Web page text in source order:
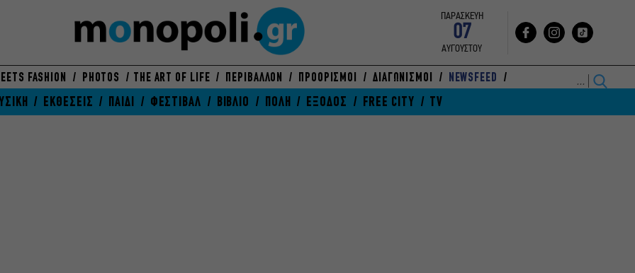
ΠΑΡΑΣΚΕΥΗ
07
ΑΥΓΟΥΣΤΟΥ
FASHION PHOTOS THE ART OF LIFE ΠΕΡΙΒΑΛΛΟΝ ΠΡΟΟΡΙΣΜΟΙ ΔΙΑΓΩΝΙΣΜΟΙ NEWSFEED
ΕΚΘΕΣΕΙΣ ΠΑΙΔΙ ΦΕΣΤΙΒΑΛ ΒΙΒΛΙΟ ΠΟΛΗ ΕΞΟΔΟΣ FREE CITY TV